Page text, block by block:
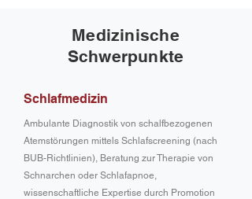
Medizinische
Schwerpunkte
Schlafmedizin
Ambulante Diagnostik von schalfbezogenen
Atemstörungen mittels Schlafscreening (nach
BUB-Richtlinien), Beratung zur Therapie von
Schnarchen oder Schlafapnoe,
wissenschaftliche Expertise durch Promotion